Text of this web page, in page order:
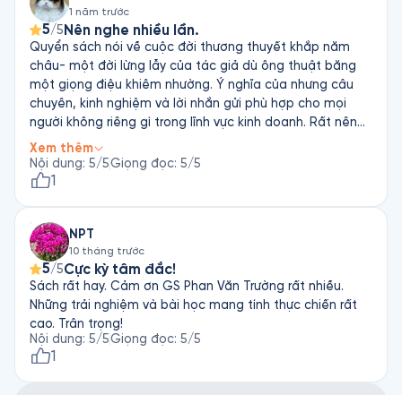
1 năm trước
5/5 Nên nghe nhiều lần.
Quyển sách nói về cuộc đời thương thuyết khắp năm
châu- một đời lừng lẫy của tác giả dù ông thuật băng
một giọng điệu khiêm nhường. Ý nghĩa của nhưng câu
chuyên, kinh nghiệm và lời nhắn gửi phù hợp cho mọi
người không riêng gì trong lĩnh vực kinh doanh. Rất nên
nghe lại nhiều lần!
Xem thêm
Nội dung: 5/5Giọng đọc: 5/5
1
NPT
10 tháng trước
5/5Cực kỳ tâm đắc!
Sách rất hay. Cảm ơn GS Phan Văn Trường rất nhiều.
Những trải nghiệm và bài học mang tính thực chiến rất
cao. Trân trọng!
Nội dung: 5/5Giọng đọc: 5/5
1